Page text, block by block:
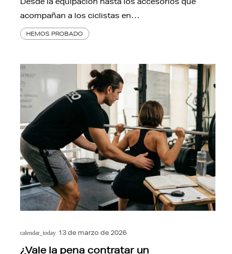
acompañan a los ciclistas en…
HEMOS PROBADO
calendar_today 13 de marzo de 2026
¿Vale la pena contratar un